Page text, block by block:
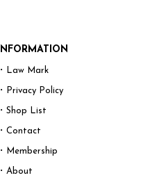
INFORMATION
・Law Mark
・Privacy Policy
・Shop List
・Contact
・Membership
・About